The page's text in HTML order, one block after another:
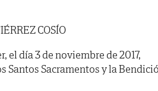
COSÍO
el día 3 de noviembre de 2017,
Santos Sacramentos y la